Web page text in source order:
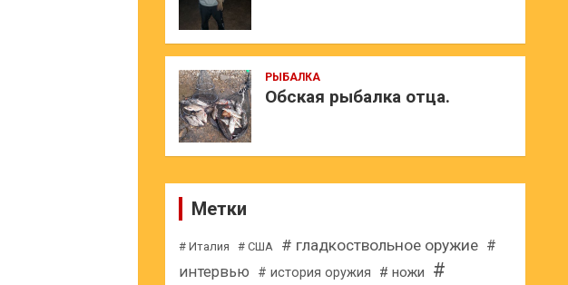
РЫБАЛКА
Обская рыбалка отца.
Метки
# Италия # США # гладкоствольное оружие #
интервью
# история оружия # ножи
#